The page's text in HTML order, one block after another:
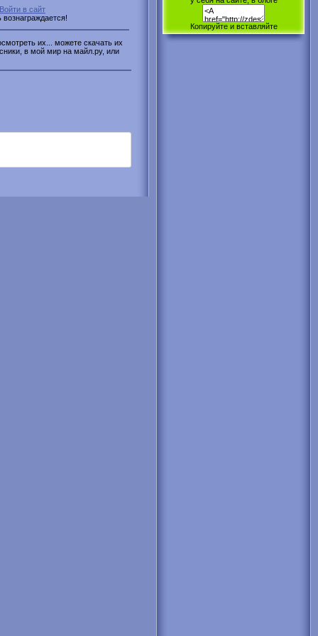
Войти в сайт
их... можете скачать их
в мой мир на майл.ру, или
Копируйте и вставляйте